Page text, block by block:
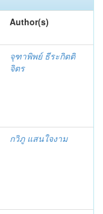
Author(s)
จุฑาพิพย์ ธีระกิตติ
จิตร
กวิภู แสนใจงาม